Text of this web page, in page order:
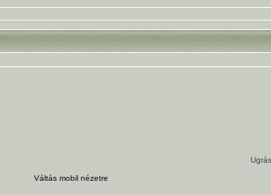
Váltás mobil nézetre